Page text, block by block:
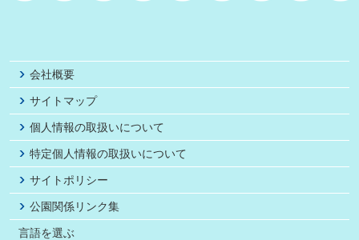
会社概要
サイトマップ
個人情報の取扱いについて
特定個人情報の取扱いについて
サイトポリシー
公園関係リンク集
言語を選ぶ